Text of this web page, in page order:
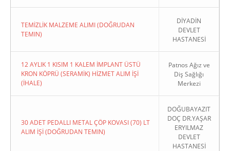
TEMİZLİK MALZEME ALIMI (DOĞRUDAN
TEMIN)
DİYADİN
DEVLET
HASTANESİ
12 AYLIK 1 KISIM 1 KALEM İMPLANT ÜSTÜ
KRON KÖPRÜ (SERAMİK) HİZMET ALIM İŞİ
(İHALE)
Patnos Ağız ve
Diş Sağlığı
Merkezi
30 ADET PEDALLI METAL ÇÖP KOVASI (70) LT
ALIM İŞİ (DOĞRUDAN TEMIN)
DOĞUBAYAZIT
DOÇ DR.YAŞAR
ERYILMAZ
DEVLET
HASTANESİ